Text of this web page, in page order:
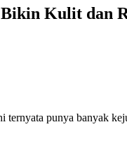
Kulit dan
ternyata punya banyak